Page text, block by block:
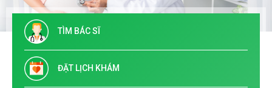
TÌM BÁC SĨ
ĐẶT LỊCH KHÁM